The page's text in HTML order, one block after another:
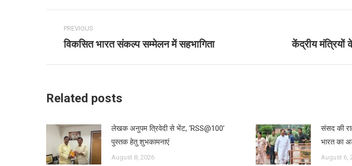
navigation
PREVIOUS
Previous
विकसित भारत संकल्प सम्मेलन में सहभागिता केंद्रीय मंत्रियों
Related posts
लेखक अनुपम त्रिवेदी से भेंट, ‘RSS@100’
पुस्तक हेतु शुभकामनाएं
August 8, 2026
संसद की
भारत का
August 6,